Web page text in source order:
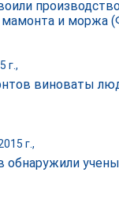
мамонта и моржа
г.,
виноваты
г.,